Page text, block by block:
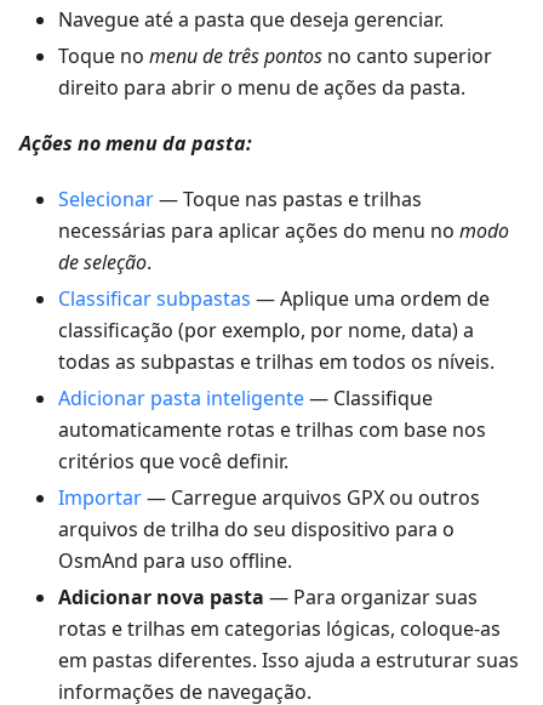
Navegue até a pasta que deseja gerenciar.
Toque no menu de três pontos no canto superior
direito para abrir o menu de ações da pasta.
Ações no menu da pasta:
Selecionar— Toque nas pastas e trilhas
necessárias para aplicar ações do menu no modo
de seleção.
Classificar subpastas — Aplique uma ordem de
classificação (por exemplo, por nome, data) a
todas as subpastas e trilhas em todos os níveis.
Adicionar pasta inteligente— Classifique
automaticamente rotas e trilhas com base nos
critérios que você definir.
Importar— Carregue arquivos GPX ou outros
arquivos de trilha do seu dispositivo para o
OsmAnd para uso offline.
Adicionar nova pasta — Para organizar suas
rotas e trilhas em categorias lógicas, coloque-as
em pastas diferentes. Isso ajuda a estruturar suas
informações de navegação.